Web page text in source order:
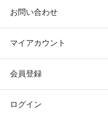
お問い合わせ
マイアカウント
会員登録
ログイン